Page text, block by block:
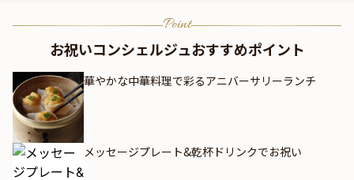
Point
お祝いコンシェルジュおすすめポイント
華やかな中華料理で彩るアニバーサリーランチ
メッセージプレート&乾杯ドリンクでお祝い